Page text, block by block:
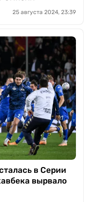
25 августа 2024, 23:39
в Серии
вырвало